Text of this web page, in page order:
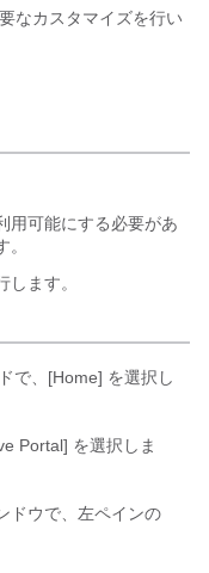
なカスタマイズを行い
用可能にする必要があ
ます。
で、[Home] を選択し
Portal] を選択しま
ドウで、左ペインの